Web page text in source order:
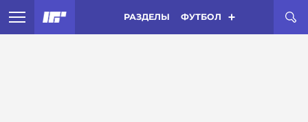
РАЗДЕЛЫ ФУТБОЛ